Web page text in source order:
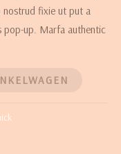
nostrud fixie ut put a
pop-up. Marfa authentic